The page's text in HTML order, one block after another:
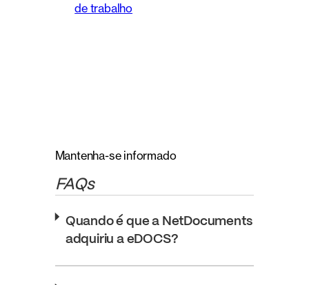
de trabalho
Mantenha-se informado
FAQs
Quando é que a NetDocuments
adquiriu a eDOCS?